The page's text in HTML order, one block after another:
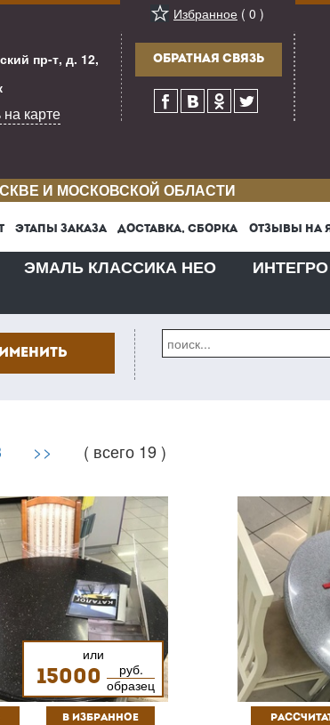
пр-т, д. 12,
карте
Избранное ( 0 )
ОБРАТНАЯ СВЯЗЬ
И МОСКОВСКОЙ ОБЛАСТИ
ЭТАПЫ ЗАКАЗА ДОСТАВКА, СБОРКА ОТЗЫВЫ НА
ЭМАЛЬ КЛАССИКА НЕО
>> ( всего 19 )
или
15000
руб.
образец
В ИЗБРАННОЕ